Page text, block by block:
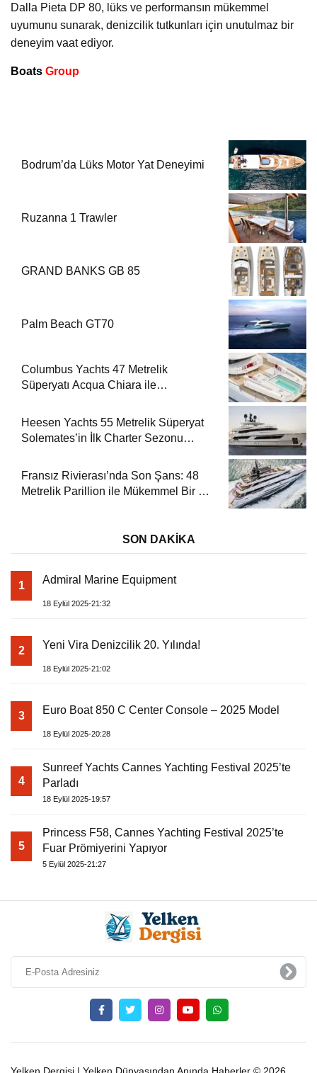
Dalla Pieta DP 80, lüks ve performansın mükemmel
uyumunu sunarak, denizcilik tutkunları için unutulmaz bir
deneyim vaat ediyor.
Boats Group
Bodrum’da Lüks Motor Yat Deneyimi
Ruzanna 1 Trawler
GRAND BANKS GB 85
Palm Beach GT70
Columbus Yachts 47 Metrelik
Süperyatı Acqua Chiara ile
Heesen Yachts 55 Metrelik Süperyat
Solemates’in İlk Charter Sezonu
Fransız Rivierası’nda Son Şans: 48
Metrelik Parillion ile Mükemmel Bir Yat
SON DAKİKA
1 Admiral Marine Equipment
18 Eylül 2025-21:32
2 Yeni Vira Denizcilik 20. Yılında!
18 Eylül 2025-21:02
3 Euro Boat 850 C Center Console – 2025 Model
18 Eylül 2025-20:28
4
Sunreef Yachts Cannes Yachting Festival 2025’te
Parladı
18 Eylül 2025-19:57
5
Princess F58, Cannes Yachting Festival 2025’te
Fuar Prömiyerini Yapıyor
5 Eylül 2025-21:27
Yelken Dergisi | Yelken Dünyasından Anında Haberler © 2026